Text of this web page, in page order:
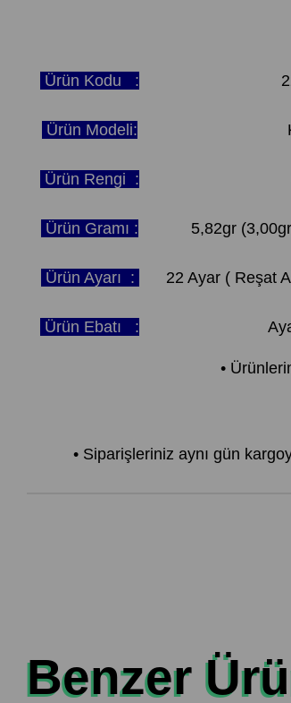
Ürün Kodu :
Ürün Modeli:
Ürün Rengi :
Ürün Gramı : 5,82gr
Ürün Ayarı : 22 Ayar ( Reşat
Ürün Ebatı :
•
• Siparişleriniz aynı gün
Benzer